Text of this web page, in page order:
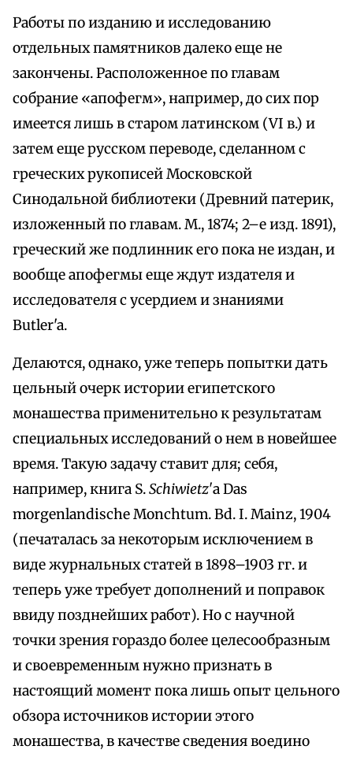
Работы по изданию и исследованию
отдельных памятников далеко еще не
закончены. Расположенное по главам
собрание «апофегм», например, до сих пор
имеется лишь в старом латинском (VI в.) и
затем еще русском переводе, сделанном с
греческих рукописей Московской
Синодальной библиотеки (Древний патерик,
изложенный по главам. М., 1874; 2–е изд. 1891),
греческий же подлинник его пока не издан, и
вообще апофегмы еще ждут издателя и
исследователя с усердием и знаниями
Butler'a.
Делаются, однако, уже теперь попытки дать
цельный очерк истории египетского
монашества применительно к результатам
специальных исследований о нем в новейшее
время. Такую задачу ставит для; себя,
например, книга S.Schiwietz'a Das
morgenlandische Monchtum. Bd. I. Mainz, 1904
(печаталась за некоторым исключением в
виде журнальных статей в 1898–1903 гг. и
теперь уже требует дополнений и поправок
ввиду позднейших работ). Но с научной
точки зрения гораздо более целесообразным
и своевременным нужно признать в
настоящий момент пока лишь опыт цельного
обзора источников истории этого
монашества, в качестве сведения воедино